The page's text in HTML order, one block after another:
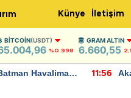
Künye İletişim
BITCOIN(USDT)
%0.998
GRAM ALTIN
6.660,55
Havalimanı
11:56